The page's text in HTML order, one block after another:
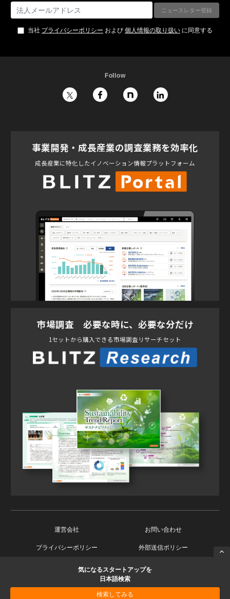
当社 プライバシーポリシー および 個人情報の取り扱い に同意する
Follow
事業開発・成長産業の調査業務を効率化
成長産業に特化したイノベーション情報プラットフォーム
市場調査 必要な時に、必要な分だけ
1セットから購入できる市場調査リサーチセット
運営会社 お問い合わせ
プライバシーポリシー 外部送信ポリシー
Copyright © 2026 Ishin Co., Ltd. All Rights Reserved.
気になるスタートアップを
日本語検索
検索してみる